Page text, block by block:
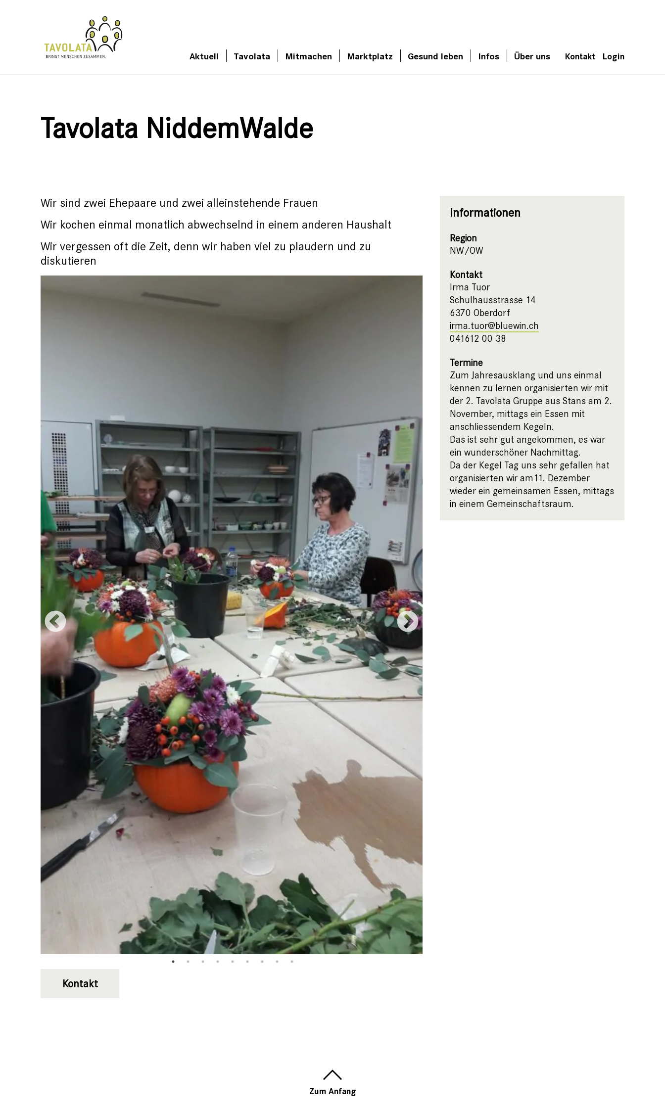
Aktuell Tavolata Mitmachen Marktplatz Gesund leben Infos Über uns Kontakt Login
Tavolata NiddemWalde
Wir sind zwei Ehepaare und zwei alleinstehende Frauen
Wir kochen einmal monatlich abwechselnd in einem anderen Haushalt
Wir vergessen oft die Zeit, denn wir haben viel zu plaudern und zu
diskutieren
Kontakt
Informationen
Region
NW/OW
Kontakt
Irma Tuor
Schulhausstrasse 14
6370 Oberdorf
irma.tuor@bluewin.ch
041612 00 38
Termine
Zum Jahresausklang und uns einmal
kennen zu lernen organisierten wir mit
der 2. Tavolata Gruppe aus Stans am 2.
November, mittags ein Essen mit
anschliessendem Kegeln.
Das ist sehr gut angekommen, es war
ein wunderschöner Nachmittag.
Da der Kegel Tag uns sehr gefallen hat
organisierten wir am11. Dezember
wieder ein gemeinsamen Essen, mittags
in einem Gemeinschaftsraum.
Zum Anfang